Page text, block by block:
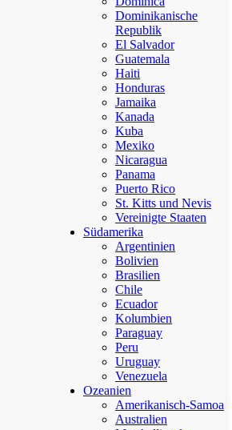
Dominikanische
Republik
El Salvador
Guatemala
Haiti
Honduras
Jamaika
Kanada
Kuba
Mexiko
Nicaragua
Panama
Puerto Rico
St. Kitts und Nevis
Vereinigte Staaten
Südamerika
Argentinien
Bolivien
Brasilien
Chile
Ecuador
Kolumbien
Paraguay
Peru
Uruguay
Venezuela
Ozeanien
Amerikanisch-Samoa
Australien